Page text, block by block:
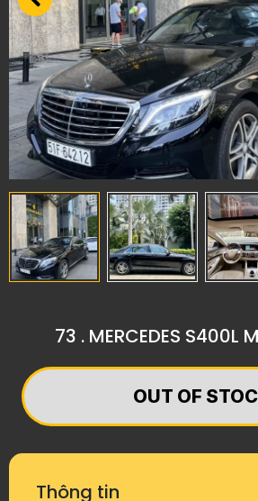
73 . MERCEDES S400L
OUT OF
Thông tin